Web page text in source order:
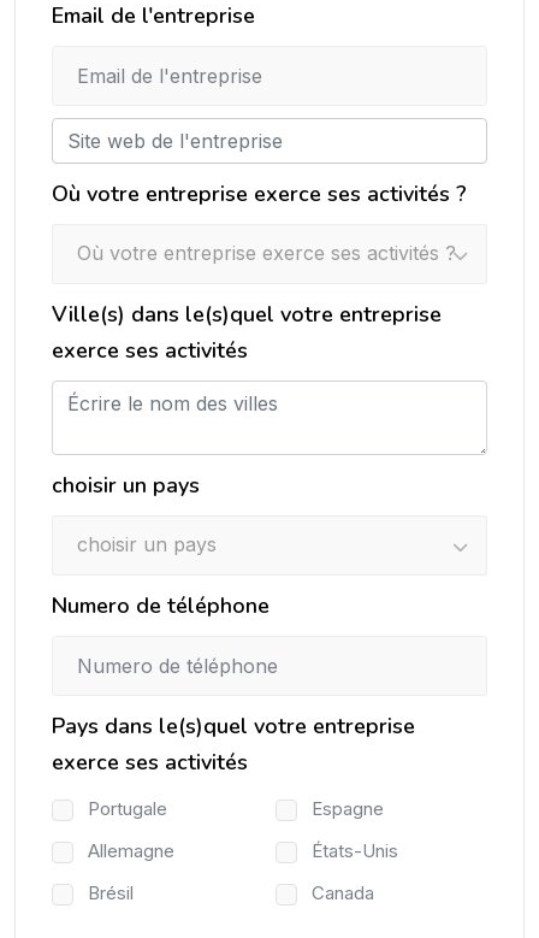
Email de l'entreprise
Où votre entreprise exerce ses activités ?
Où votre entreprise exerce ses activités ?
Ville(s) dans le(s)quel votre entreprise
exerce ses activités
choisir un pays
choisir un pays
Numero de téléphone
Pays dans le(s)quel votre entreprise
exerce ses activités
Portugale
Espagne
Allemagne
États-Unis
Brésil
Canada